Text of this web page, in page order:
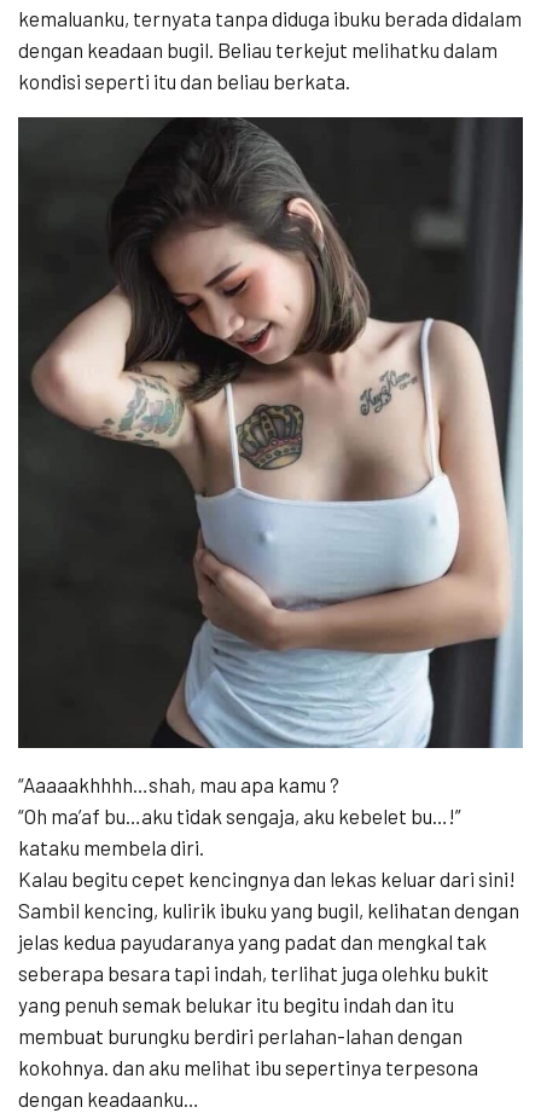
kemaluanku, ternyata tanpa diduga ibuku berada didalam
dengan keadaan bugil. Beliau terkejut melihatku dalam
kondisi seperti itu dan beliau berkata.
“Aaaaakhhhh…shah, mau apa kamu ?
“Oh ma’af bu…aku tidak sengaja, aku kebelet bu…!”
kataku membela diri.
Kalau begitu cepet kencingnya dan lekas keluar dari sini!
Sambil kencing, kulirik ibuku yang bugil, kelihatan dengan
jelas kedua payudaranya yang padat dan mengkal tak
seberapa besara tapi indah, terlihat juga olehku bukit
yang penuh semak belukar itu begitu indah dan itu
membuat burungku berdiri perlahan-lahan dengan
kokohnya. dan aku melihat ibu sepertinya terpesona
dengan keadaanku…